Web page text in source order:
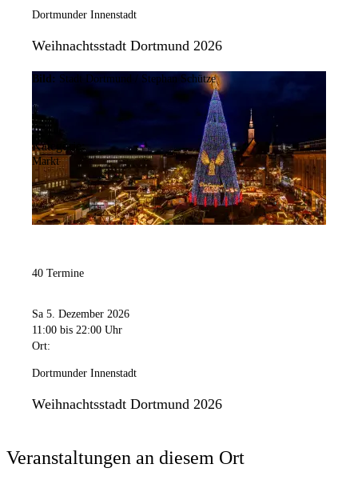
Dortmunder Innenstadt
Weihnachtsstadt Dortmund 2026
Bild: Stadt Dortmund / Stephan Schütze
Kategorie:
Markt
40 Termine
Sa 5. Dezember 2026
11:00 bis 22:00 Uhr
Ort:
Dortmunder Innenstadt
Weihnachtsstadt Dortmund 2026
Veranstaltungen an diesem Ort